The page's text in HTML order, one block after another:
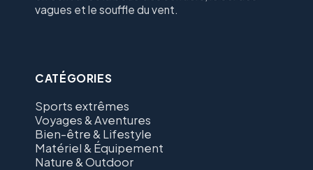
vagues et le souffle du vent.
CATÉGORIES
Sports extrêmes
Voyages & Aventures
Bien-être & Lifestyle
Matériel & Équipement
Nature & Outdoor